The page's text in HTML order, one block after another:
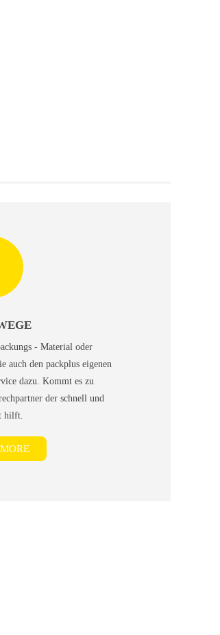
- Material oder
auch den packplus eigenen
dazu. Kommt es zu
der schnell und
hilft.